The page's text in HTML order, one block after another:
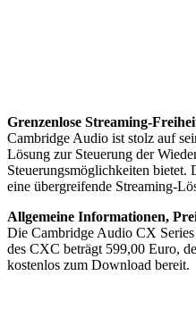
Grenzenlose Streaming-
Cambridge Audio ist stolz auf
Lösung zur Steuerung der
Steuerungsmöglichkeiten
eine übergreifende Streaming-
Allgemeine Informationen,
Die Cambridge Audio CX
des CXC beträgt 599,00 Euro,
kostenlos zum Download bereit.